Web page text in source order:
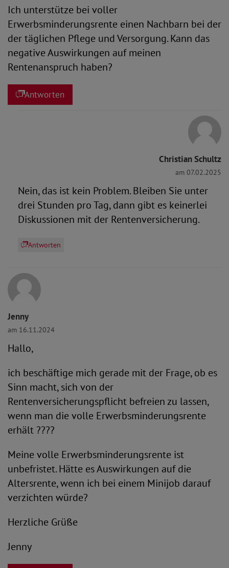
Ich unterstütze bei voller
Erwerbsminderungsrente einen Nachbarn bei der
der täglichen Pflege und Versorgung. Kann das
negative Auswirkungen auf meinen
Rentenanspruch haben?
Antworten
Christian Schultz
am 07.02.2025
Nein, das ist kein Problem. Bleiben Sie unter
drei Stunden pro Tag, dann gibt es keinerlei
Diskussionen mit der Rentenversicherung.
Antworten
Jenny
am 16.11.2024
Hallo,
ich beschäftige mich gerade mit der Frage, ob es
Sinn macht, sich von der
Rentenversicherungspflicht befreien zu lassen,
wenn man die volle Erwerbsminderungsrente
erhält ????
Meine volle Erwerbsminderungsrente ist
unbefristet. Hätte es Auswirkungen auf die
Altersrente, wenn ich bei einem Minijob darauf
verzichten würde?
Herzliche Grüße
Jenny